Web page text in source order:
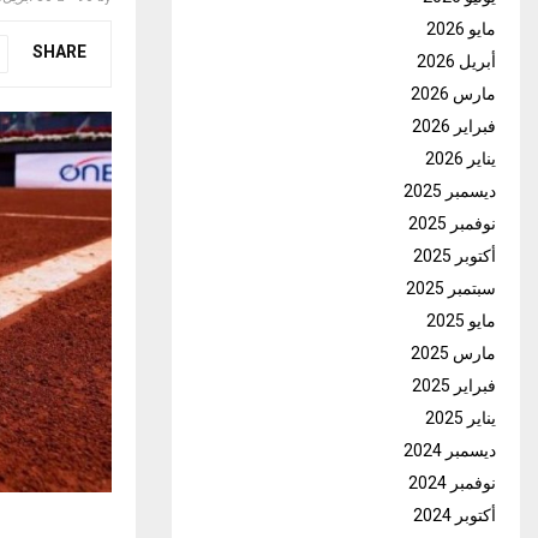
SHARE
مايو 2026
أبريل 2026
مارس 2026
فبراير 2026
يناير 2026
ديسمبر 2025
نوفمبر 2025
أكتوبر 2025
سبتمبر 2025
مايو 2025
مارس 2025
فبراير 2025
يناير 2025
ديسمبر 2024
نوفمبر 2024
أكتوبر 2024